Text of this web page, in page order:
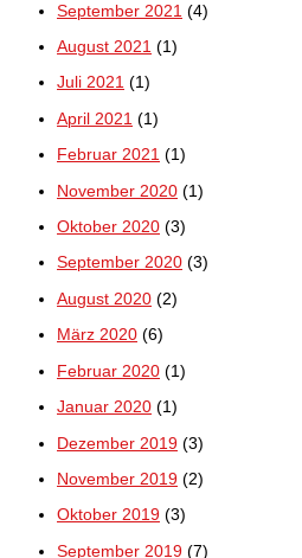
September 2021 (4)
August 2021 (1)
Juli 2021 (1)
April 2021 (1)
Februar 2021 (1)
November 2020 (1)
Oktober 2020 (3)
September 2020 (3)
August 2020 (2)
März 2020 (6)
Februar 2020 (1)
Januar 2020 (1)
Dezember 2019 (3)
November 2019 (2)
Oktober 2019 (3)
September 2019 (7)